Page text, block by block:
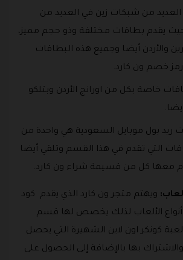
العديد من شبكات زين في العديد من
حيث يقدم بطاقات مختلفة وذو حجم مميز،
والأردن أيضا وجميع هذه البطاقات
خصم ون كارد.
خاصة بكل من اورانج الأردن وبتلكو
ريد بول موبايل السعودية هي واحدة من
التي تقدم في هذا القسم وتلقي أيضا
معها كل من قسيمة شراء ون كارد.
ويهتم متجر ون كارد الذي يقدم كود
أنواع الألعاب لذلك يخصص لها قسم
كونكر اون لاين الشهيرة التي يحصل
بها بالإضافة إلى الحصول على